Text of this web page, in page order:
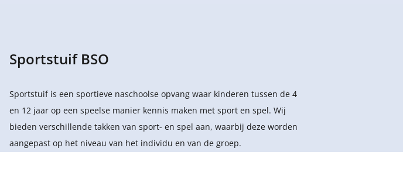
Sportstuif BSO
Sportstuif is een sportieve naschoolse opvang waar kinderen tussen de 4
en 12 jaar op een speelse manier kennis maken met sport en spel. Wij
bieden verschillende takken van sport- en spel aan, waarbij deze worden
aangepast op het niveau van het individu en van de groep.